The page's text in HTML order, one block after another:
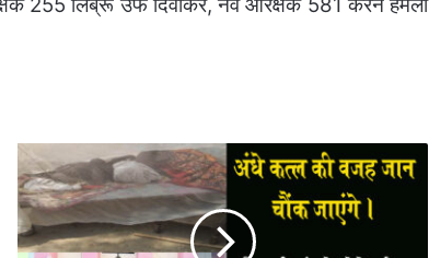
255 लिब्रू उर्फ दिवाकर, नव आरक्षक 581 करन हेमला
के
अंधे
कत्ल
की